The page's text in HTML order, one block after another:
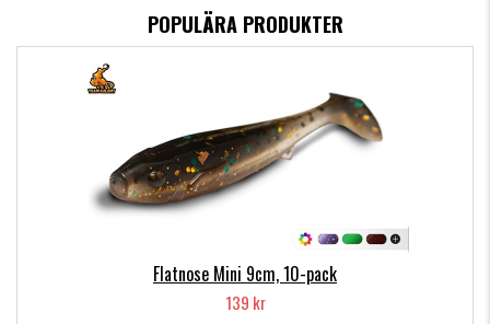
POPULÄRA PRODUKTER
Flatnose Mini 9cm, 10-pack
139 kr